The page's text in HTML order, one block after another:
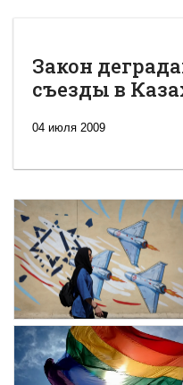
Закон
съезды в
04 июля 2009